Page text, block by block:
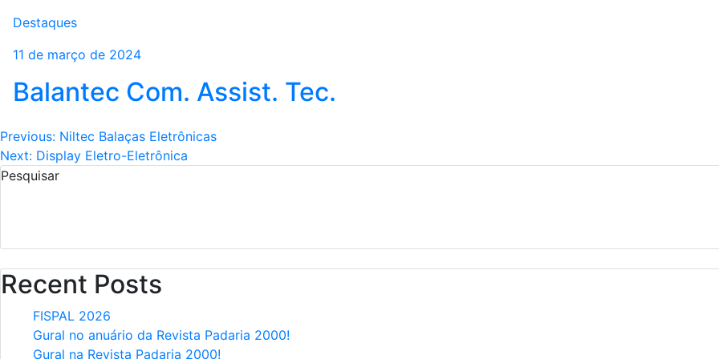
Destaques
11 de março de 2024
Balantec Com. Assist. Tec.
Navegação
de
Previous: Niltec Balaças Eletrônicas
Next: Display Eletro-Eletrônica
Pesquisar
Recent Posts
FISPAL 2026
Gural no anuário da Revista Padaria 2000!
Gural na Revista Padaria 2000!